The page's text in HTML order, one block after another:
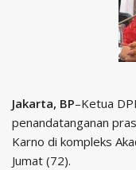
Jakarta, BP–Ketua
penandatanganan
Karno di kompleks
Jumat (72).